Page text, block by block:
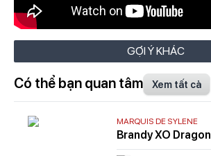
GỢI Ý KHÁC
Có thể bạn quan tâm Xem tất cả
MARQUIS DE SYLENE
Brandy XO Dragon